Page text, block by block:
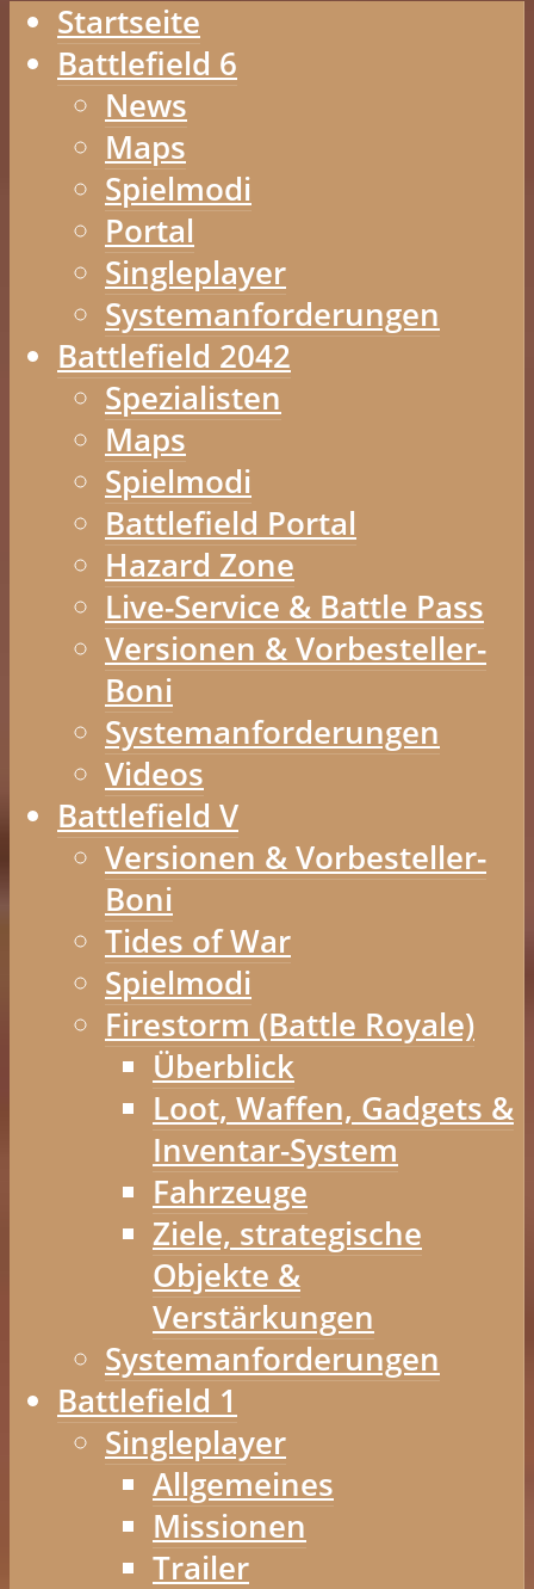
Startseite
Battlefield 6
News
Maps
Spielmodi
Portal
Singleplayer
Systemanforderungen
Battlefield 2042
Spezialisten
Maps
Spielmodi
Battlefield Portal
Hazard Zone
Live-Service & Battle Pass
Versionen & Vorbesteller-
Boni
Systemanforderungen
Videos
Battlefield V
Versionen & Vorbesteller-
Boni
Tides of War
Spielmodi
Firestorm (Battle Royale)
Überblick
Loot, Waffen, Gadgets &
Inventar-System
Fahrzeuge
Ziele, strategische
Objekte &
Verstärkungen
Systemanforderungen
Battlefield 1
Singleplayer
Allgemeines
Missionen
Trailer